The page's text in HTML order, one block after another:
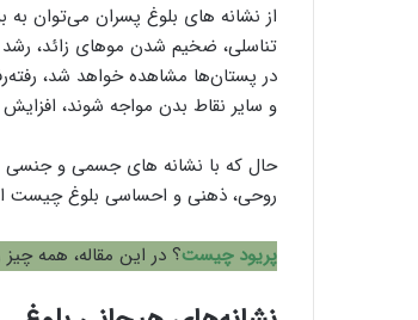
از نشانه های بلوغ پسران می‌توان
تناسلی، ضخیم شدن موهای زائد،
در پستان‌ها مشاهده خواهد شد،
و سایر نقاط بدن مواجه شوند،
حال که با نشانه های جسمی و جنسی
روحی، ذهنی و احساسی بلوغ چیست
پریود چیست؟ در این مقاله، همه چیز